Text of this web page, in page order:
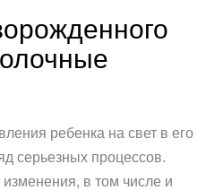
ребенка на свет в его
серьезных процессов.
в том числе и